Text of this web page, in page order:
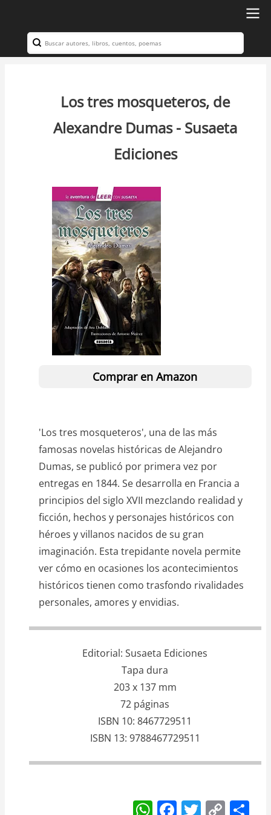
contenido
principal
Navegación
Search
Los tres mosqueteros, de
Alexandre Dumas - Susaeta
Ediciones
Comprar en Amazon
'Los tres mosqueteros', una de las más
famosas novelas históricas de Alejandro
Dumas, se publicó por primera vez por
entregas en 1844. Se desarrolla en Francia a
principios del siglo XVII mezclando realidad y
ficción, hechos y personajes históricos con
héroes y villanos nacidos de su gran
imaginación. Esta trepidante novela permite
ver cómo en ocasiones los acontecimientos
históricos tienen como trasfondo rivalidades
personales, amores y envidias.
Editorial Susaeta Ediciones
Tapa dura
203 x 137 mm
72 páginas
ISBN 10 8467729511
ISBN 13 9788467729511
W F T C S